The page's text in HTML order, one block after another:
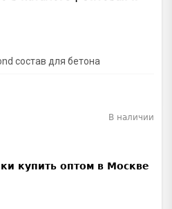
состав для бетона
В наличии